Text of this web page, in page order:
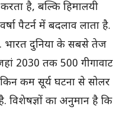
है, बल्कि हिमालयी
पैटर्न में बदलाव लाता है.
भारत दुनिया के सबसे तेज
2030 तक 500 गीगावाट
कम सूर्य घटना से सोलर
है. विशेषज्ञों का अनुमान है कि